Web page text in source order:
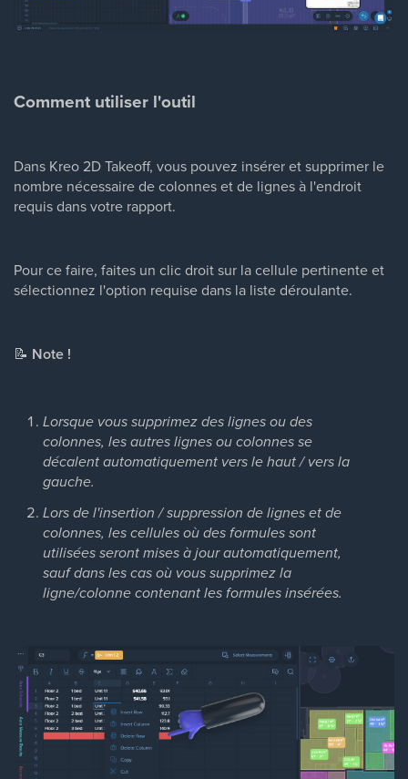
Comment utiliser l'outil
Dans Kreo 2D Takeoff, vous pouvez insérer et supprimer le
nombre nécessaire de colonnes et de lignes à l'endroit
requis dans votre rapport.
Pour ce faire, faites un clic droit sur la cellule pertinente et
sélectionnez l'option requise dans la liste déroulante.
📝 Note !
Lorsque vous supprimez des lignes ou des
colonnes, les autres lignes ou colonnes se
décalent automatiquement vers le haut / vers la
gauche.
Lors de l'insertion / suppression de lignes et de
colonnes, les cellules où des formules sont
utilisées seront mises à jour automatiquement,
sauf dans les cas où vous supprimez la
ligne/colonne contenant les formules insérées.